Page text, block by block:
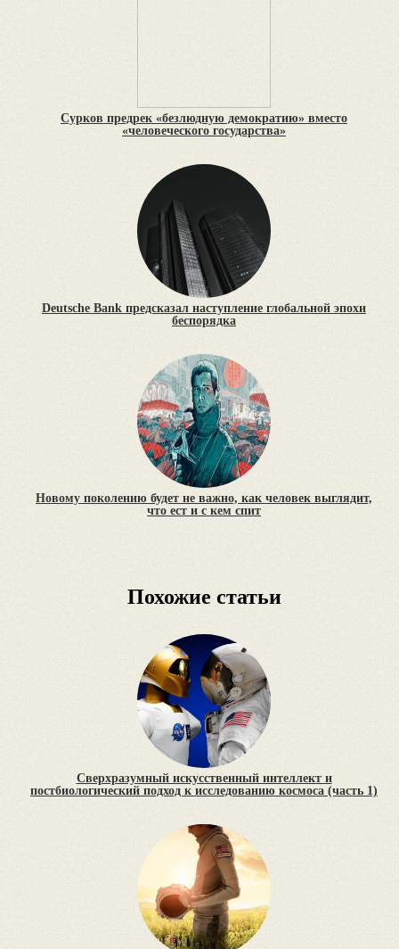
Сурков предрек «безлюдную демократию» вместо
«человеческого государства»
Deutsche Bank предсказал наступление глобальной эпохи
беспорядка
Новому поколению будет не важно, как человек выглядит,
что ест и с кем спит
Похожие статьи
Сверхразумный искусственный интеллект и
постбиологический подход к исследованию космоса (часть 1)